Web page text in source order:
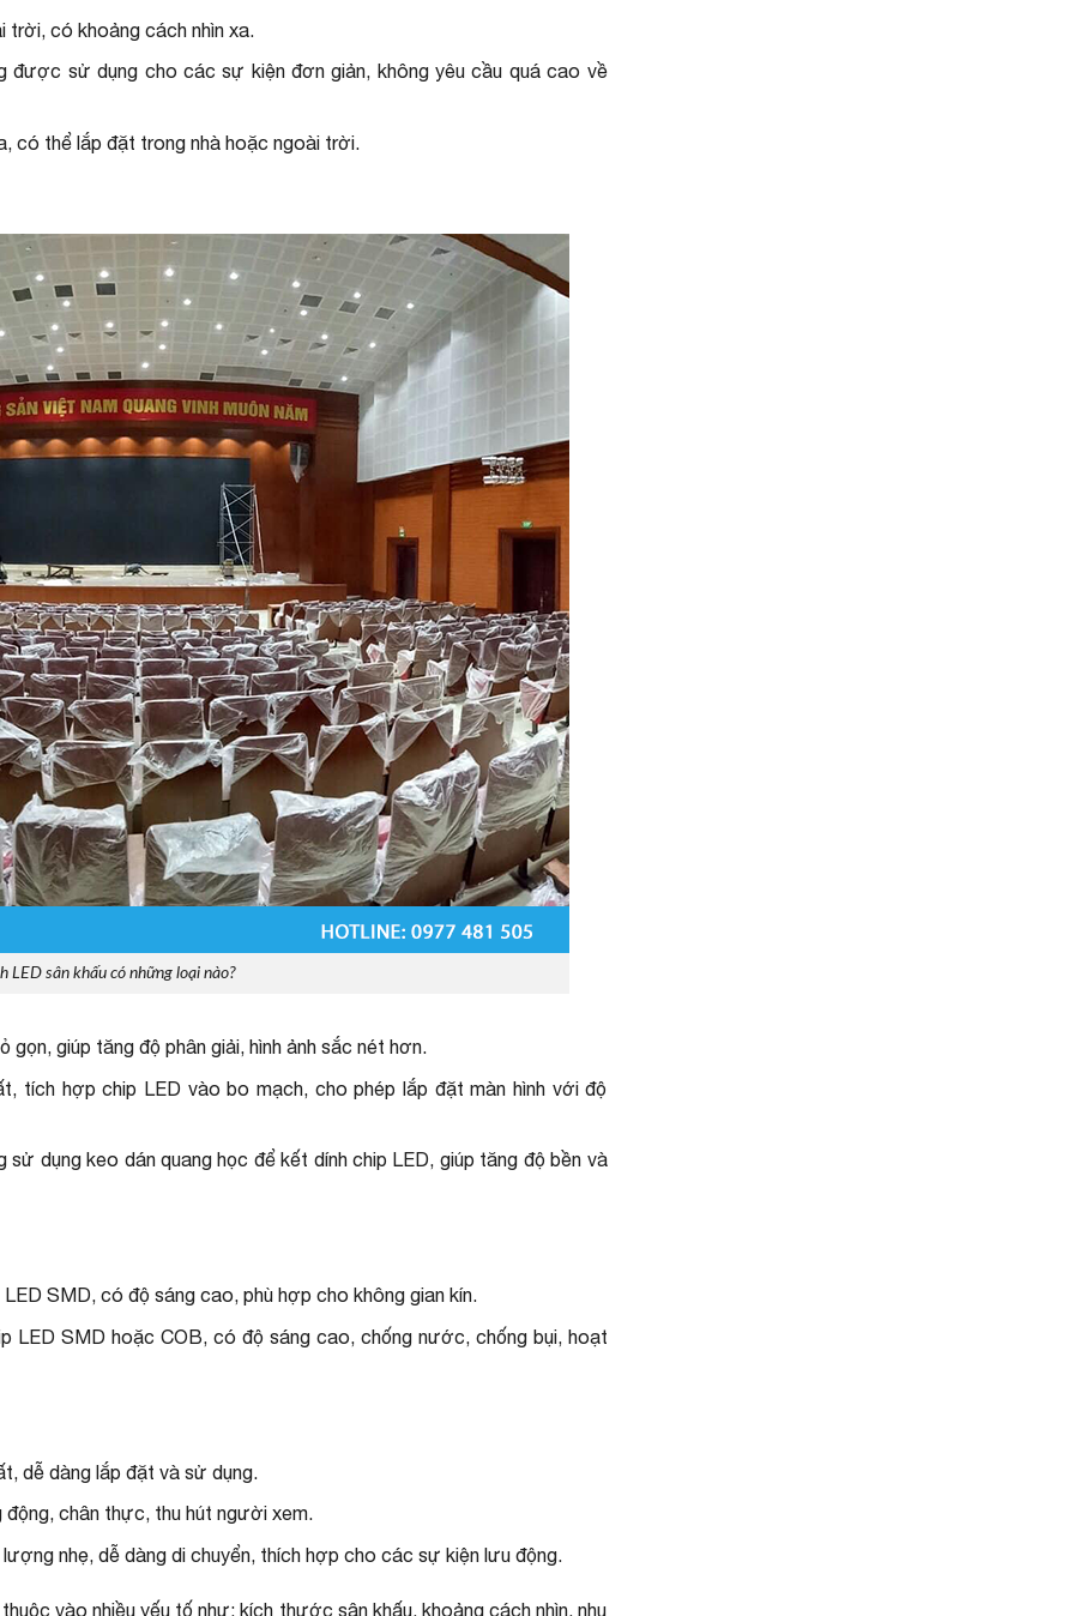
trời, có khoảng cách nhìn xa.
được sử dụng cho các sự kiện đơn giản, không yêu cầu quá cao về
có thể lắp đặt trong nhà hoặc ngoài trời.
LED sân khấu có những loại nào?
giúp tăng độ phân giải, hình ảnh sắc nét hơn.
tích hợp chip LED vào bo mạch, cho phép lắp đặt màn hình với độ
dụng keo dán quang học để kết dính chip LED, giúp tăng độ bền và
SMD, có độ sáng cao, phù hợp cho không gian kín.
LED SMD hoặc COB, có độ sáng cao, chống nước, chống bụi, hoạt
dễ dàng lắp đặt và sử dụng.
động, chân thực, thu hút người xem.
nhẹ, dễ dàng di chuyển, thích hợp cho các sự kiện lưu động.
vào nhiều yếu tố như: kích thước sân khấu, khoảng cách nhìn, nhu